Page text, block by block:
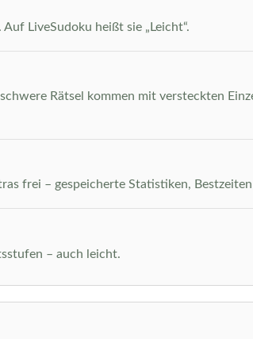
LiveSudoku heißt sie „Leicht“.
Rätsel kommen mit versteckten
frei – gespeicherte Statistiken,
– auch leicht.